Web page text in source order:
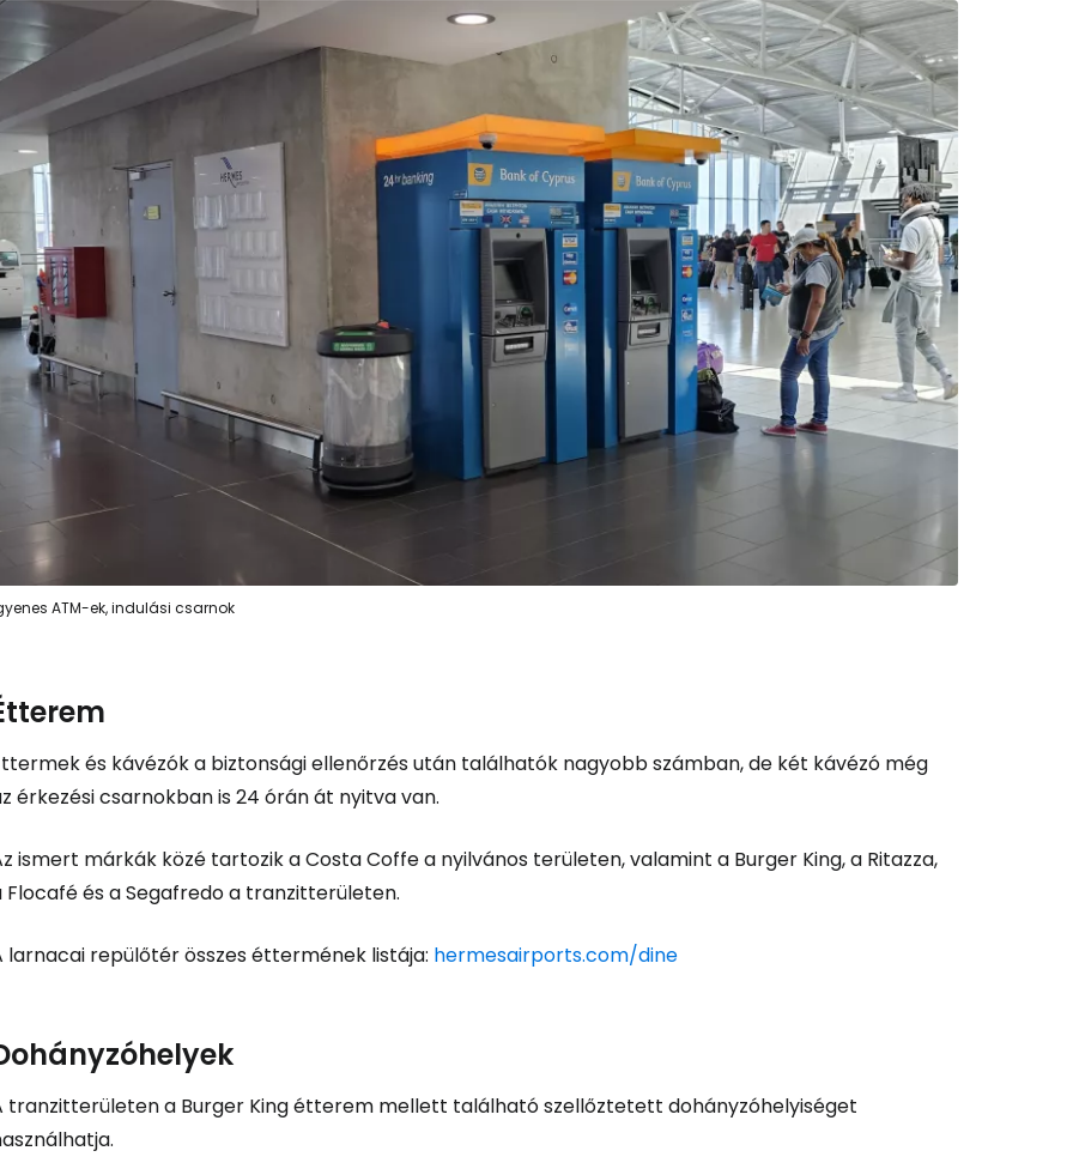
ATM-ek, indulási csarnok
és kávézók a biztonsági ellenőrzés után találhatók nagyobb számban, de két kávézó még
érkezési csarnokban is 24 órán át nyitva van.
ismert márkák közé tartozik a Costa Coffe a nyilvános területen, valamint a Burger King, a Ritazza,
Flocafé és a Segafredo a tranzitterületen.
larnacai repülőtér összes éttermének listája: hermesairports.com/dine
tranzitterületen a Burger King étterem mellett található szellőztetett dohányzóhelyiséget